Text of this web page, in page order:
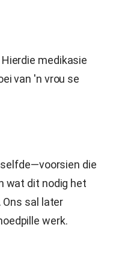
medikasie
van 'n vrou se
die
wat dit nodig het
sal later
werk.